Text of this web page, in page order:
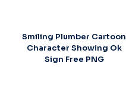
Smiling Plumber Cartoon
Character Showing Ok
Sign Free PNG